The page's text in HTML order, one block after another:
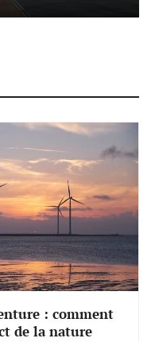
: comment
de la nature